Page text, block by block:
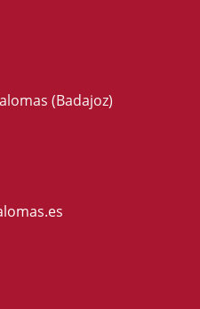
(Badajoz)